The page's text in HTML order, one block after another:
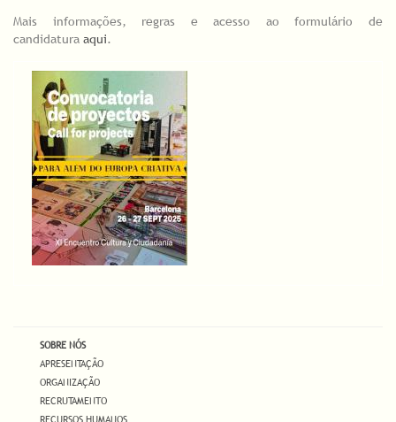
Mais informações, regras e acesso ao formulário de
candidatura aqui.
SOBRE NÓS
APRESENTAÇÃO
ORGANIZAÇÃO
RECRUTAMENTO
RECURSOS HUMANOS